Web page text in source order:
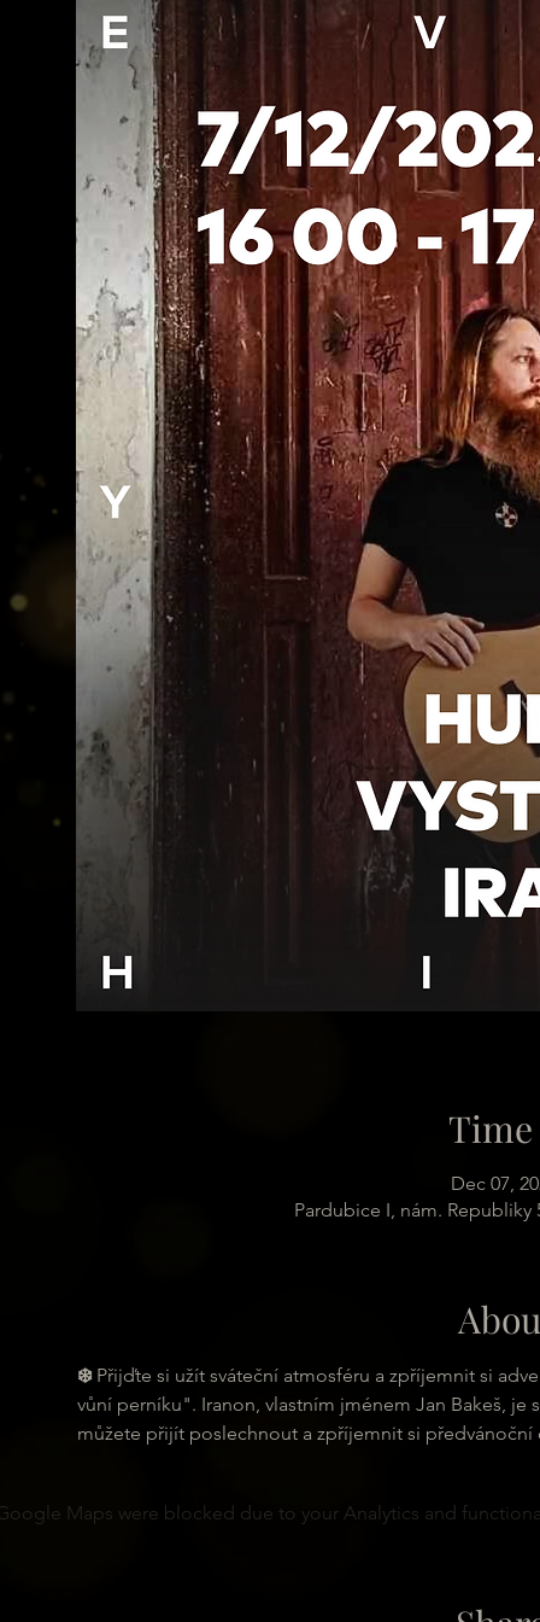
Dec 07,
Pardubice I, nám. Republiky
❄️ Přijďte si užít sváteční atmosféru a zpříjemnit si
vůní perníku". Iranon, vlastním jménem Jan Bakeš, je
můžete přijít poslechnout a zpříjemnit si předvánoční
Maps were blocked due to your Analytics and